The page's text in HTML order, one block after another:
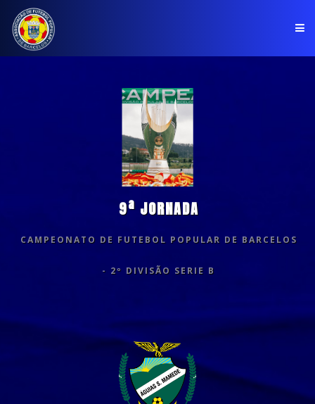
CLUBES
9ª JORNADA
CAMPEONATO DE FUTEBOL POPULAR DE BARCELOS
- 2º DIVISÃO SERIE B